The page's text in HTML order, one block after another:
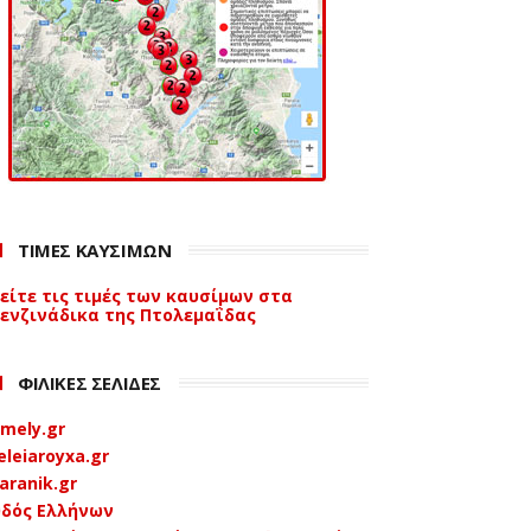
ΤΙΜΕΣ ΚΑΥΣΙΜΩΝ
τις τιμές των καυσίμων στα
της Πτολεμαΐδας
ΦΙΛΙΚΕΣ ΣΕΛΙΔΕΣ
Ελλήνων